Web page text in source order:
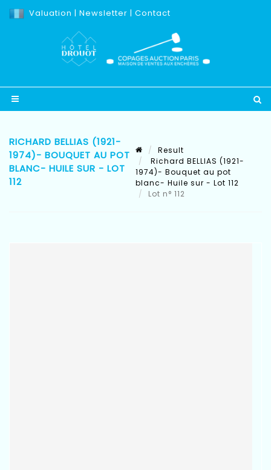
Valuation | Newsletter | Contact
RICHARD BELLIAS (1921-
1974)- BOUQUET AU POT
BLANC- HUILE SUR - LOT
112
Result
Richard BELLIAS (1921-
1974)- Bouquet au pot
blanc- Huile sur - Lot 112
Lot n° 112